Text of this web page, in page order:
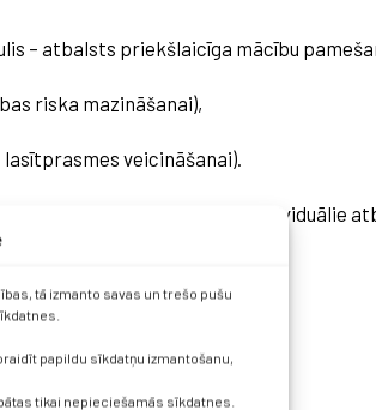
tā izmanto savas un trešo pušu
papildu sīkdatņu izmantošanu,
tikai nepieciešamās sīkdatnes.
– atbalsts priekšlaicīga mācību
riska mazināšanai),
veicināšanai).
kuriem ir apstiprināti individuālie